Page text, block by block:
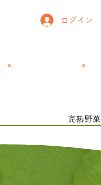
ログイン
完熟野菜